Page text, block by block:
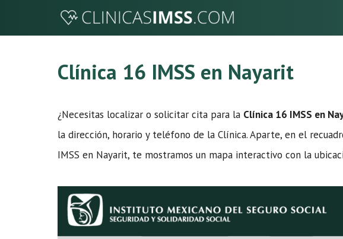
Clínica 16 IMSS en Nayarit
¿Necesitas localizar o solicitar cita para la Clínica 16 IMSS en
la dirección, horario y teléfono de la Clínica. Aparte, en el
IMSS en Nayarit, te mostramos un mapa interactivo con la